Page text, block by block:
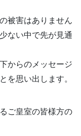
被害はありません
ない中で先が見通
からのメッセージ
を思い出します。
ご皇室の皆様方の